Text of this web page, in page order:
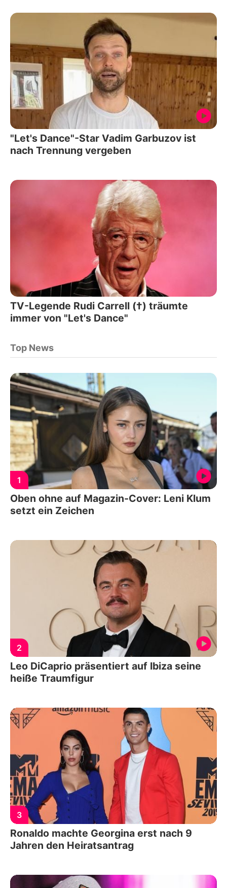
"Let's Dance"-Star Vadim Garbuzov ist
nach Trennung vergeben
TV-Legende Rudi Carrell (†) träumte
immer von "Let's Dance"
Top News
1
Oben ohne auf Magazin-Cover: Leni Klum
setzt ein Zeichen
2
Leo DiCaprio präsentiert auf Ibiza seine
heiße Traumfigur
3
Ronaldo machte Georgina erst nach 9
Jahren den Heiratsantrag